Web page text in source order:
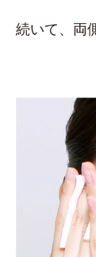
続いて、両